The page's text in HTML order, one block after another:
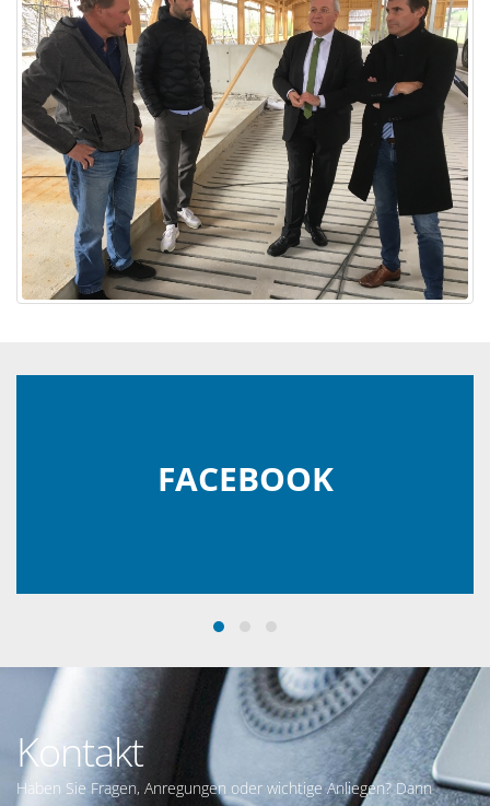
FACEBOOK
Kontakt
Haben Sie Fragen, Anregungen oder wichtige Anliegen? Dann